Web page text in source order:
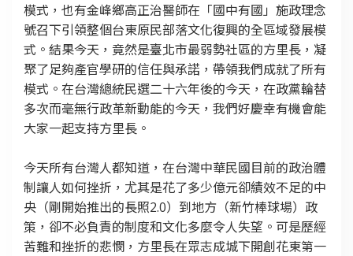
模式，也有金峰鄉高正治醫師在「國中有國」施政理念
號召下引領整個台東原民部落文化復興的全區域發展模
式。結果今天，竟然是臺北市最弱勢社區的方里長，凝
聚了足夠產官學研的信任與承諾，帶領我們成就了所有
模式。在台灣總統民選二十六年後的今天，在政黨輪替
多次而毫無行政革新動能的今天，我們好慶幸有機會能
大家一起支持方里長。
今天所有台灣人都知道，在台灣中華民國目前的政治體
制讓人如何挫折，尤其是花了多少億元卻績效不足的中
央（剛開始推出的長照2.0）到地方（新竹棒球場）政
策，卻不必負責的制度和文化多麼令人失望。可是歷經
苦難和挫折的悲憫，方里長在眾志成城下開創花東第一